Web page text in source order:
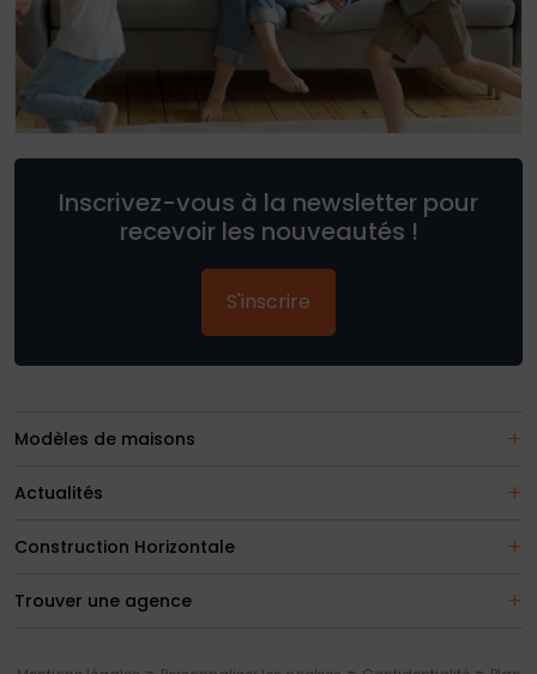
Inscrivez-vous à la newsletter pour
recevoir les nouveautés !
S'inscrire
Modèles de maisons
Actualités
Construction Horizontale
Trouver une agence